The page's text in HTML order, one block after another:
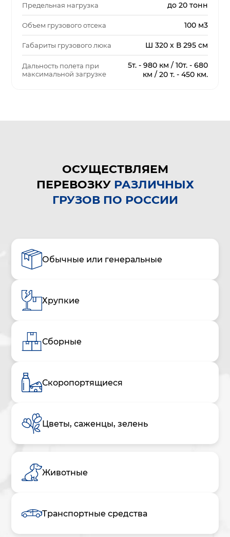
Предельная нагрузка до 20 тонн
Объем грузового отсека 100 м3
Габариты грузового люка Ш 320 х В 295 см
Дальность полета при
максимальной загрузке
5т. - 980 км / 10т. - 680
км / 20 т. - 450 км.
ОСУЩЕСТВЛЯЕМ
ПЕРЕВОЗКУРАЗЛИЧНЫХ
ГРУЗОВ ПО РОССИИ
Обычные или генеральные
Хрупкие
Сборные
Скоропортящиеся
Цветы, саженцы, зелень
Животные
Транспортные средства